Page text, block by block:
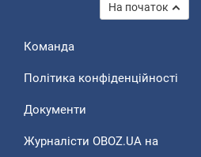
На початок
Команда
Політика конфіденційності
Документи
Журналісти OBOZ.UA на